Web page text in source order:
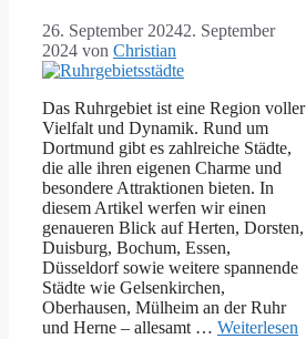
26. September 20242. September
2024 von Christian
Das Ruhrgebiet ist eine Region voller
Vielfalt und Dynamik. Rund um
Dortmund gibt es zahlreiche Städte,
die alle ihren eigenen Charme und
besondere Attraktionen bieten. In
diesem Artikel werfen wir einen
genaueren Blick auf Herten, Dorsten,
Duisburg, Bochum, Essen,
Düsseldorf sowie weitere spannende
Städte wie Gelsenkirchen,
Oberhausen, Mülheim an der Ruhr
und Herne – allesamt … Weiterlesen